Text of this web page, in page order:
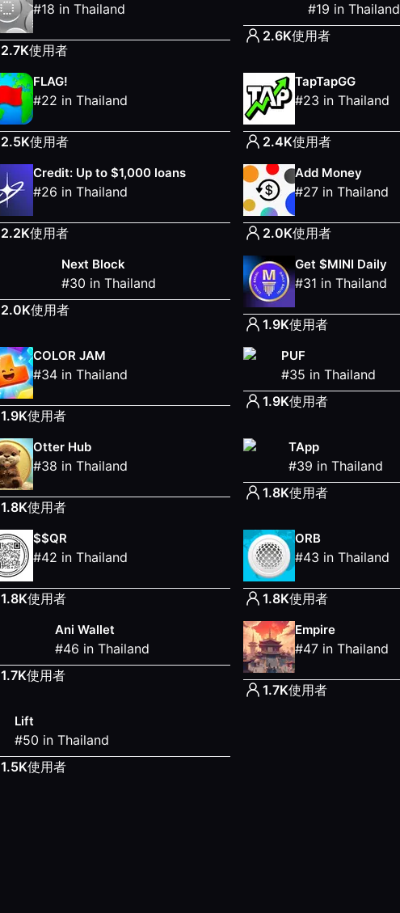
#18 in Thailand
2.7K使用者
#19 in Thailand
2.6K使用者
FLAG!
#22 in Thailand
2.5K使用者
TapTapGG
#23 in Thailand
2.4K使用者
Credit: Up to $1,000 loans
#26 in Thailand
2.2K使用者
Add Money
#27 in Thailand
2.0K使用者
Next Block
#30 in Thailand
2.0K使用者
Get $MINI Daily
#31 in Thailand
1.9K使用者
COLOR JAM
#34 in Thailand
1.9K使用者
PUF
#35 in Thailand
1.9K使用者
Otter Hub
#38 in Thailand
1.8K使用者
TApp
#39 in Thailand
1.8K使用者
$$QR
#42 in Thailand
1.8K使用者
ORB
#43 in Thailand
1.8K使用者
Ani Wallet
#46 in Thailand
1.7K使用者
Empire
#47 in Thailand
1.7K使用者
Lift
#50 in Thailand
1.5K使用者